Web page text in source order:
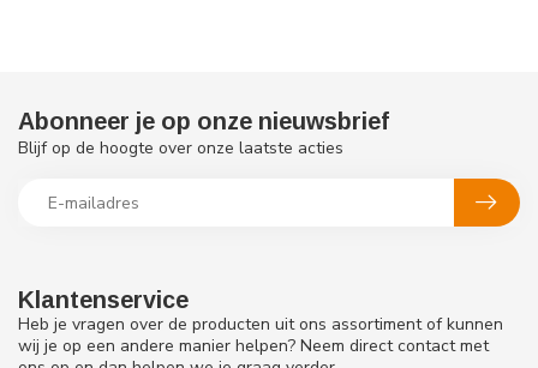
Klantenservice
Heb je vragen over de producten uit ons assortiment of kunnen
wij je op een andere manier helpen? Neem direct contact met
Abonneer je op onze nieuwsbrief
Blijf op de hoogte over onze laatste acties